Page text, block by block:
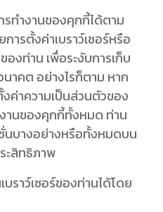
รทำงานของคุกกี้ได้ตาม
ารตั้งค่าเบราว์เซอร์หรือ
งท่าน เพื่อระงับการเก็บ
าคต อย่างไรก็ตาม หาก
ค่าความเป็นส่วนตัวของ
านของคุกกี้ทั้งหมด ท่าน
นบางอย่างหรือทั้งหมดบน
ะสิทธิภาพ
ราว์เซอร์ของท่านได้โดย